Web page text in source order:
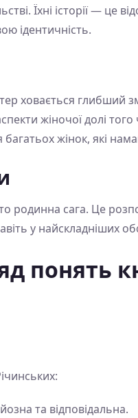
Їхні історії —
ідентичність.
ховається глибший
жіночої долі
жінок, які
родинна сага. Це
у найскладніших
понять
та відповідальна.